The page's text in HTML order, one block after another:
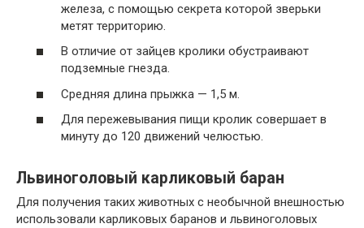
железа, с помощью секрета которой зверьки
метят территорию.
В отличие от зайцев кролики обустраивают
подземные гнезда.
Средняя длина прыжка — 1,5 м.
Для пережевывания пищи кролик совершает в
минуту до 120 движений челюстью.
Львиноголовый карликовый баран
Для получения таких животных с необычной внешностью
использовали карликовых баранов и львиноголовых